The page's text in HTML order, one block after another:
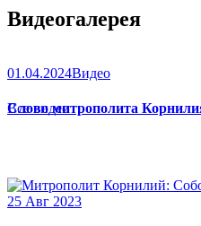
Видеогалерея
01.04.2024Видео
Слово митрополита
Все видео
25 Авг 2023